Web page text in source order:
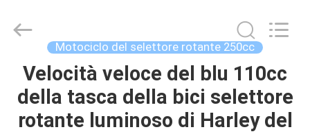
CASA
PRODOTTI
Rongyao
Vehicle
Reserved.
Motociclo del selettore rotante 250cc
Velocità veloce del blu 110cc
della tasca della bici selettore
rotante luminoso di Harley del